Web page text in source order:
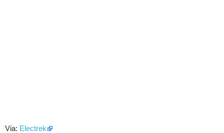
Via: Electrek